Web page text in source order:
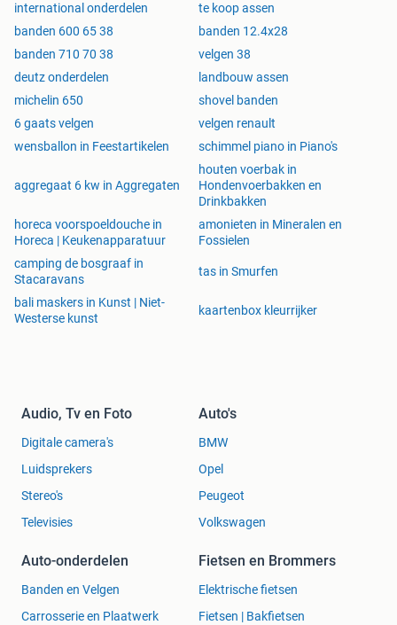
international onderdelen
te koop assen
banden 600 65 38
banden 12.4x28
banden 710 70 38
velgen 38
deutz onderdelen
landbouw assen
michelin 650
shovel banden
6 gaats velgen
velgen renault
wensballon in Feestartikelen
schimmel piano in Piano's
aggregaat 6 kw in Aggregaten
houten voerbak in
Hondenvoerbakken en
Drinkbakken
horeca voorspoeldouche in
Horeca | Keukenapparatuur
amonieten in Mineralen en
Fossielen
camping de bosgraaf in
Stacaravans
tas in Smurfen
bali maskers in Kunst | Niet-
Westerse kunst
kaartenbox kleurrijker
Audio, Tv en Foto
Digitale camera's
Luidsprekers
Stereo's
Televisies
Auto's
BMW
Opel
Peugeot
Volkswagen
Auto-onderdelen
Banden en Velgen
Carrosserie en Plaatwerk
Fietsen en Brommers
Elektrische fietsen
Fietsen | Bakfietsen